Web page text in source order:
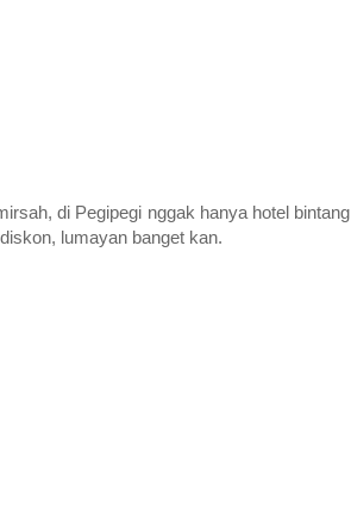
di Pegipegi nggak hanya hotel bintang
lumayan banget kan.